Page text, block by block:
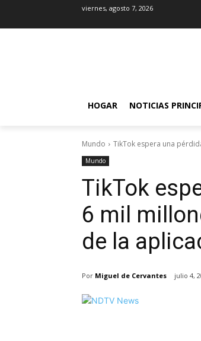
viernes, agosto 7, 2026
HOGAR NOTICIAS
Mundo TikTok espera una
Mundo
TikTok
6 mil
de la
Por Miguel de Cervantes julio 4,